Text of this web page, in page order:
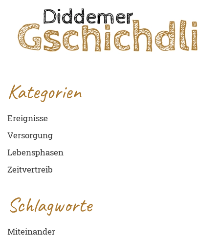
Kategorien
Ereignisse
Versorgung
Lebensphasen
Zeitvertreib
Schlagworte
Miteinander